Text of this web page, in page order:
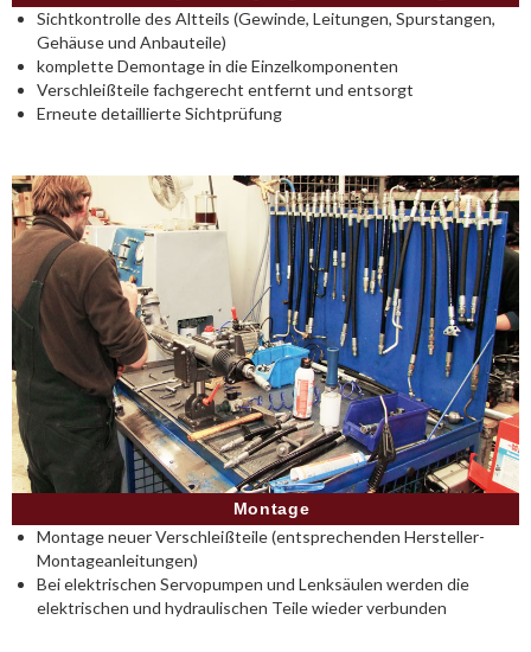
Sichtkontrolle des Altteils (Gewinde, Leitungen, Spurstangen,
Gehäuse und Anbauteile)
komplette Demontage in die Einzelkomponenten
Verschleißteile fachgerecht entfernt und entsorgt
Erneute detaillierte Sichtprüfung
Montage
Montage neuer Verschleißteile (entsprechenden Hersteller-
Montageanleitungen)
Bei elektrischen Servopumpen und Lenksäulen werden die
elektrischen und hydraulischen Teile wieder verbunden